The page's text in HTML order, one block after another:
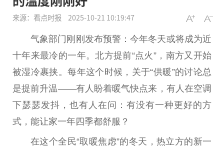
来源：看点时报 2025-10-21 10:19:47
气象部门刚刚发布预警：今年冬天或将成为近
十年来最冷的一年。北方提前“点火”，南方又开始
被湿冷裹挟。每年这个时候，关于“供暖”的讨论总
是提前升温——有人盼着暖气快点来，有人在空调
下瑟瑟发抖，也有人在问：有没有一种更好的方
式，能让家一年四季都舒服？
在这个全民“取暖焦虑”的冬天，热立方的新一